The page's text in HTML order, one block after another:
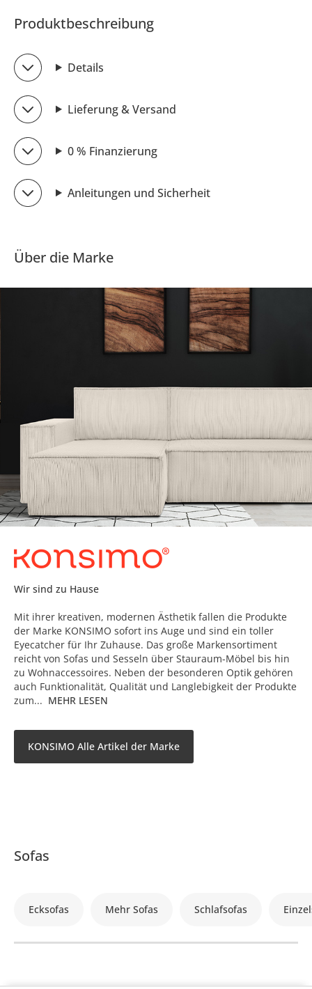
Produktbeschreibung
Details
Lieferung & Versand
0 % Finanzierung
Anleitungen und Sicherheit
Über die Marke
Wir sind zu Hause
Mit ihrer kreativen, modernen Ästhetik fallen die Produkte
der Marke KONSIMO sofort ins Auge und sind ein toller
Eyecatcher für Ihr Zuhause. Das große Markensortiment
reicht von Sofas und Sesseln über Stauraum-Möbel bis hin
zu Wohnaccessoires. Neben der besonderen Optik gehören
auch Funktionalität, Qualität und Langlebigkeit der Produkte
zum... MEHR LESEN
KONSIMO Alle Artikel der Marke
Sofas
Ecksofas Mehr Sofas Schlafsofas